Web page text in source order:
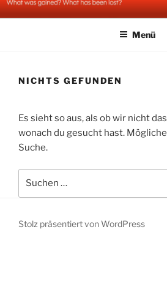
Zum
InhaltSTOLZ &
Menü
NICHTS GEFUNDEN
Es sieht so aus, als ob wir nicht
wonach du gesucht hast.
Suche.
nach:
Stolz präsentiert von WordPress